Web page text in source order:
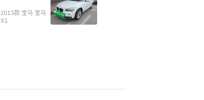
中它的价格和公里数比较合适。
另外，瓜子承诺无火烧、无事
故、无泡水、无调表，在平台自
2013款 宝马 宝马
X1